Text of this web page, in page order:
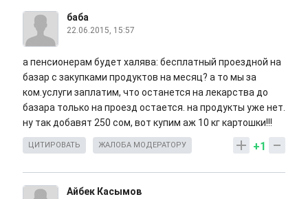
баба
22.06.2015, 15:57
а пенсионерам будет халява: бесплатный проездной на
базар с закупками продуктов на месяц? а то мы за
ком.услуги заплатим, что останется на лекарства до
базара только на проезд остается. на продукты уже нет.
ну так добавят 250 сом, вот купим аж 10 кг картошки!!!
+1
ЦИТИРОВАТЬ ЖАЛОБА МОДЕРАТОРУ
Айбек Касымов